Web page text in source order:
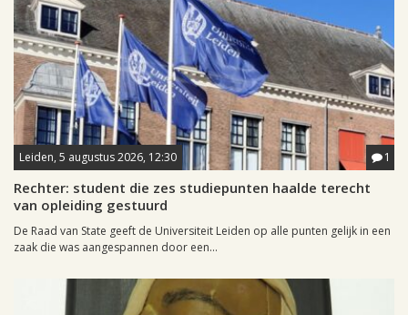
Leiden, 5 augustus 2026, 12:30 1
Rechter: student die zes studiepunten haalde terecht
van opleiding gestuurd
De Raad van State geeft de Universiteit Leiden op alle punten gelijk in een
zaak die was aangespannen door een...